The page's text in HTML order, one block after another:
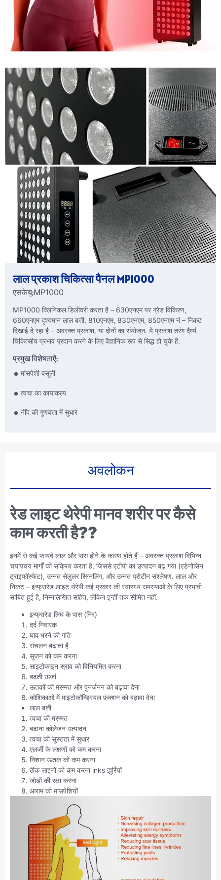
लाल प्रकाश चिकित्सा पैनल MP1000
एसकेयू:MP1000
MP1000 क्लिनिकल डिलीवरी करता है – 630एनएम पर ग्रेड विकिरण,
660एनएम दृश्यमान लाल बत्ती, 810एनएम, 830एनएम, 850एनएम नं – निकट
दिखाई दे रहा है – अवरक्त प्रकाश, या दोनों का संयोजन. ये प्रकाश तरंग दैर्ध्य
चिकित्सीय प्रभाव प्रदान करने के लिए वैज्ञानिक रूप से सिद्ध हो चुके हैं.
प्रमुख विशेषताऐं:
मांसपेशी वसूली
त्वचा का कायाकल्प
नींद की गुणवत्ता में सुधार
अवलोकन
रेड लाइट थेरेपी मानव शरीर पर कैसे
काम करती है??
इनमें से कई फायदे लाल और पास होने के कारण होते हैं – अवरक्त प्रकाश विभिन्न
चयापचय मार्गों को सक्रिय करता है, जिससे एटीपी का उत्पादन बढ़ गया (एडेनोसिन
ट्राइफॉस्फेट), उन्नत सेलुलर सिग्नलिंग, और उन्नत प्रोटीन संश्लेषण. लाल और
निकट – इन्फ्रारेड लाइट थेरेपी कई प्रकार की स्वास्थ्य समस्याओं के लिए प्रभावी
साबित हुई है, निम्नलिखित सहित, लेकिन इन्हीं तक सीमित नहीं.
इन्फ्रारेड लिघ के पास (निर)
दर्द निवारक
घाव भरने की गति
संचलन बढ़ाता है
सूजन को कम करना
साइटोकाइन स्राव को विनियमित करना
बढ़ती ऊर्जा
ऊतकों की मरम्मत और पुनर्जनन को बढ़ावा देना
कोशिकाओं में माइटोकॉन्ड्रियल फ़ंक्शन को बढ़ावा देना
लाल बत्ती
त्वचा की मरम्मत
बढ़ाना कोलेजन उत्पादन
त्वचा की सुस्तता में सुधार
एलर्जी के लक्षणों को कम करना
निशान ऊतक को कम करना
ठीक लाइनों को कम करना inks झुर्रियाँ
जोड़ों की रक्षा करना
आराम की मांसपेशियों